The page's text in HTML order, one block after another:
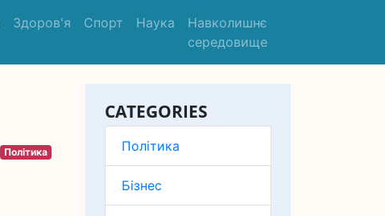
Здоров'я Спорт Наука
Навколишнє
середовище
CATEGORIES
Політика
Бізнес
Політика